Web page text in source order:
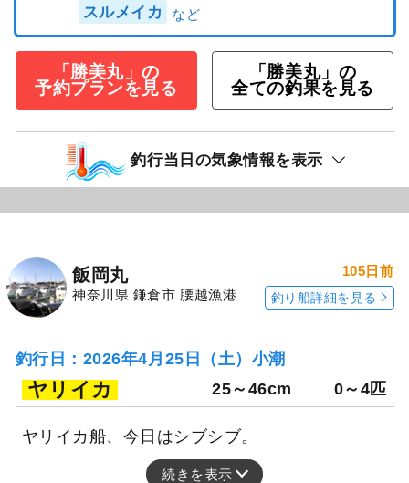
スルメイカ
「勝美丸」の
予約プランを見る
「勝美丸」の
全ての釣果を見る
釣行当日の気象情報を表示
飯岡丸
神奈川県 鎌倉市 腰越漁港
105日前
釣り船詳細を見る
釣行日：2026年4月25日（土）小潮
ヤリイカ 25～46cm 0～4匹
ヤリイカ船、今日はシブシブ。
続きを表示